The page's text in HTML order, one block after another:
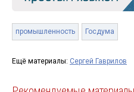
промышленность Госдума
Ещё материалы: Сергей Гаврилов